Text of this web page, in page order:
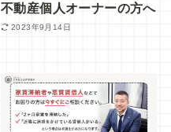
不動産個人オーナーの方へ
2023年9月14日